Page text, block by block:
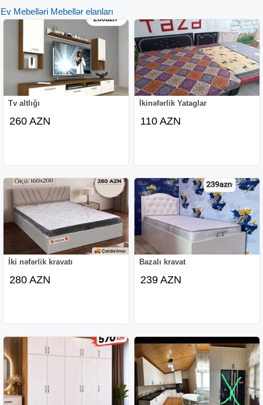
Ev Mebelləri Mebellər elanları
Tv altlığı
260 AZN
İkinəfərlik Yataglar
110 AZN
İki nəfərlik kravatı
280 AZN
Bazalı kravat
239 AZN